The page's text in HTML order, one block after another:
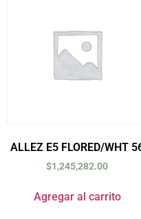
ALLEZ E5 FLORED/WHT
$1,245,282.00
Agregar al carrito